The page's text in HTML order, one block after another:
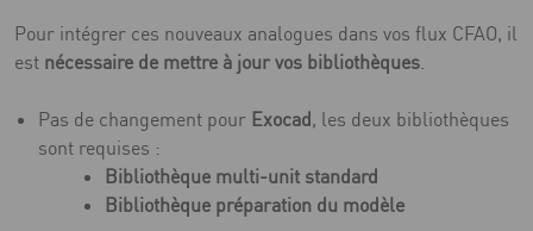
Pour intégrer ces nouveaux analogues dans vos flux CFAO, il
est nécessaire de mettre à jour vos bibliothèques
Pas de changement pour Exocad, les deux bibliothèques
sont requises :
Bibliothèque multi-unit standard
Bibliothèque préparation du modèle